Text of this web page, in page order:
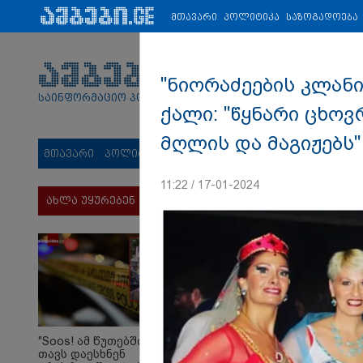
პარტნიორები: ახალი ამბები ეკონომიკა ვიდეო
საინფორმაციო პორტალი
მთავარი პოლიტიკა საზოგადოება სამართალი
ახლა უყურებენ
"Soos! ამ წუთებში
თავს დაესხნენ
მთავარი პოლიტიკა საზოგადოება
"ნიორაძეების
ქალი: "წყნარი
მღლის და მაგიჟებს"
11:22 / 17-01-2024